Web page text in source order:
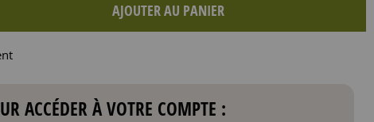
AJOUTER AU PANIER
ACCÉDER À VOTRE COMPTE :